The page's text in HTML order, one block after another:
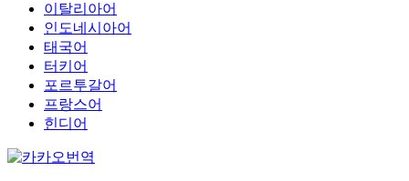
이탈리아어
인도네시아어
태국어
터키어
포르투갈어
프랑스어
힌디어